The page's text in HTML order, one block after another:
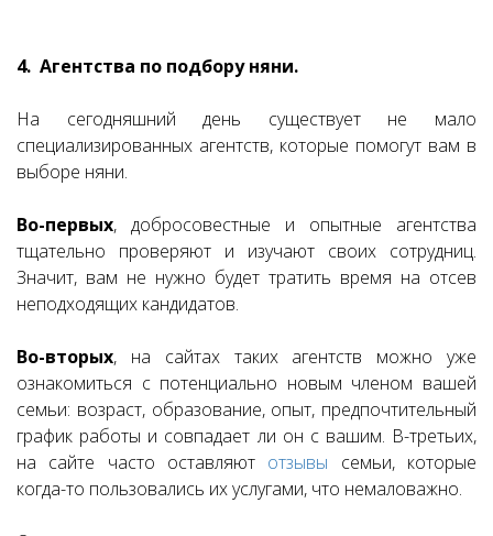
4. Агентства по подбору няни.
На сегодняшний день существует не мало
специализированных агентств, которые помогут вам в
выборе няни.
Во-первых, добросовестные и опытные агентства
тщательно проверяют и изучают своих сотрудниц.
Значит, вам не нужно будет тратить время на отсев
неподходящих кандидатов.
Во-вторых, на сайтах таких агентств можно уже
ознакомиться с потенциально новым членом вашей
семьи: возраст, образование, опыт, предпочтительный
график работы и совпадает ли он с вашим. В-третьих,
на сайте часто оставляют отзывы семьи, которые
когда-то пользовались их услугами, что немаловажно.